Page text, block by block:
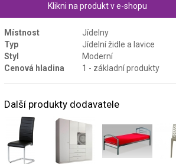
Klikni na produkt v e-shopu
Místnost
Jídelny
Typ
Jídelní židle a lavice
Styl
Moderní
Cenová hladina
1 - základní produkty
Další produkty dodavatele